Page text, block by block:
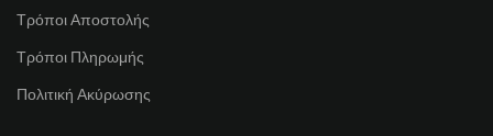
Τρόποι Αποστολής
Τρόποι Πληρωμής
Πολιτική Ακύρωσης